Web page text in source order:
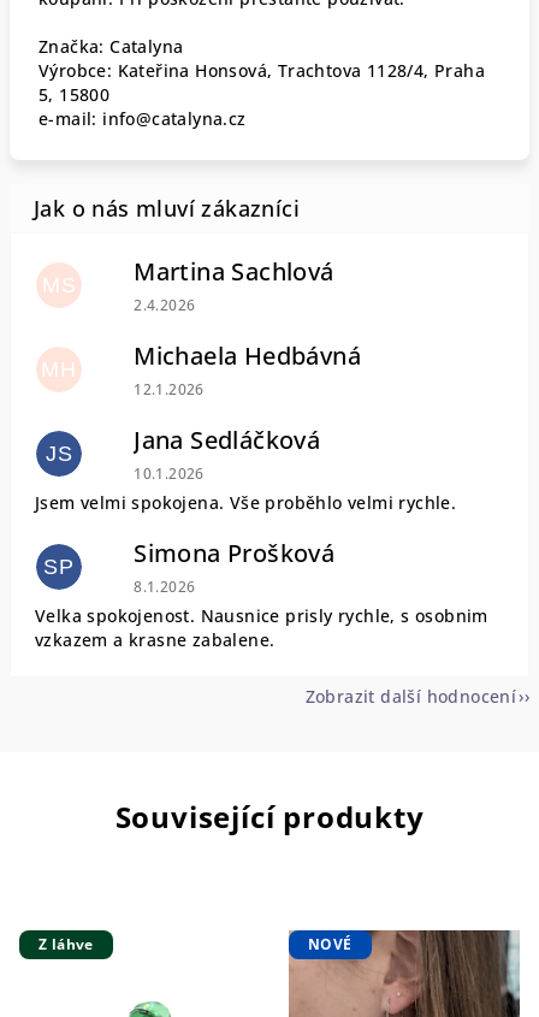
Značka: Catalyna
Výrobce: Kateřina Honsová, Trachtova 1128/4, Praha
5, 15800
e-mail: info@catalyna.cz
MS Martina Sachlová
Hodnocení obchodu je 5 z 5 hvězdiček.
2.4.2026
MH Michaela Hedbávná
Hodnocení obchodu je 5 z 5 hvězdiček.
12.1.2026
JS Jana Sedláčková
Hodnocení obchodu je 5 z 5 hvězdiček.
10.1.2026
Jsem velmi spokojena. Vše proběhlo velmi rychle.
SP Simona Prošková
Hodnocení obchodu je 5 z 5 hvězdiček.
8.1.2026
Velka spokojenost. Nausnice prisly rychle, s osobnim
vzkazem a krasne zabalene.
Zobrazit další hodnocení
Související produkty
Z láhve NOVÉ